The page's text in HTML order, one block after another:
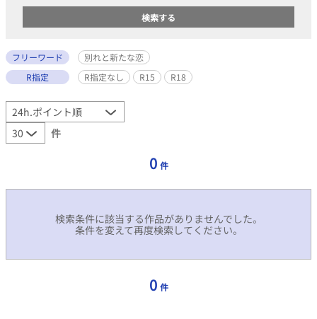
フリーワード
別れと新たな恋
R指定
R指定なし R15 R18
件
0 件
検索条件に該当する作品がありませんでした。
条件を変えて再度検索してください。
0 件